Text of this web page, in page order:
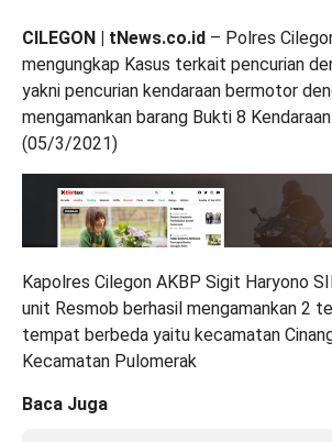
CILEGON | tNews.co.id – Polres
mengungkap Kasus terkait pencurian
yakni pencurian kendaraan bermotor
mengamankan barang Bukti 8
(05/3/2021)
Kapolres Cilegon AKBP Sigit Haryono
unit Resmob berhasil mengamankan 2
tempat berbeda yaitu kecamatan
Kecamatan Pulomerak
Baca Juga